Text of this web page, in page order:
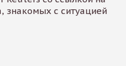
знакомых с ситуацией